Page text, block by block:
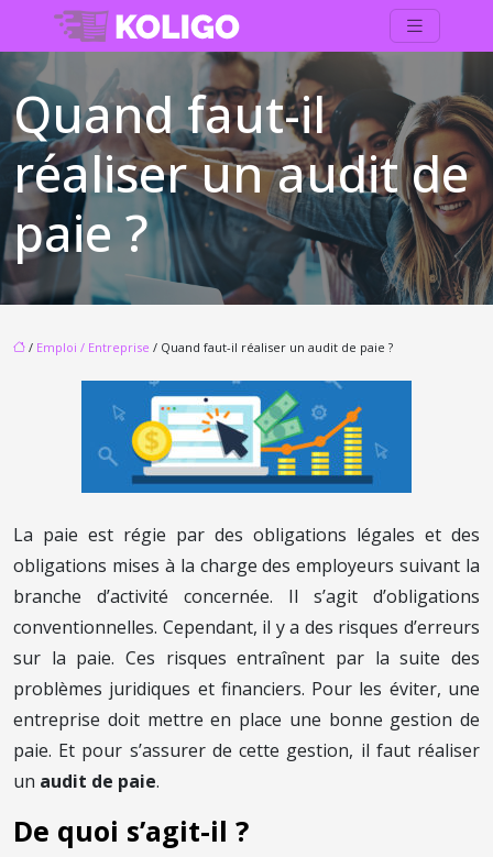
Quand faut-il
réaliser un audit de
paie ?
/ Emploi / Entreprise / Quand faut-il réaliser un audit de paie ?
La paie est régie par des obligations légales et des
obligations mises à la charge des employeurs suivant la
branche d’activité concernée. Il s’agit d’obligations
conventionnelles. Cependant, il y a des risques d’erreurs
sur la paie. Ces risques entraînent par la suite des
problèmes juridiques et financiers. Pour les éviter, une
entreprise doit mettre en place une bonne gestion de
paie. Et pour s’assurer de cette gestion, il faut réaliser
un audit de paie.
De quoi s’agit-il ?